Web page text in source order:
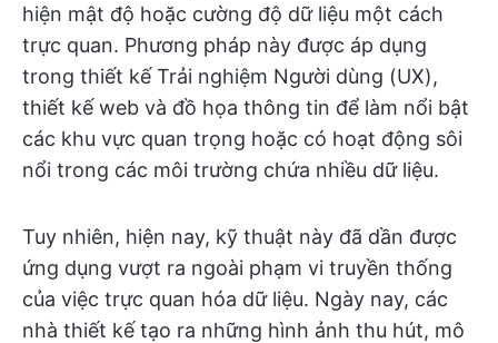
hiện mật độ hoặc cường độ dữ liệu một cách
trực quan. Phương pháp này được áp dụng
trong thiết kế Trải nghiệm Người dùng (UX),
thiết kế web và đồ họa thông tin để làm nổi bật
các khu vực quan trọng hoặc có hoạt động sôi
nổi trong các môi trường chứa nhiều dữ liệu.
Tuy nhiên, hiện nay, kỹ thuật này đã dần được
ứng dụng vượt ra ngoài phạm vi truyền thống
của việc trực quan hóa dữ liệu. Ngày nay, các
nhà thiết kế tạo ra những hình ảnh thu hút, mô